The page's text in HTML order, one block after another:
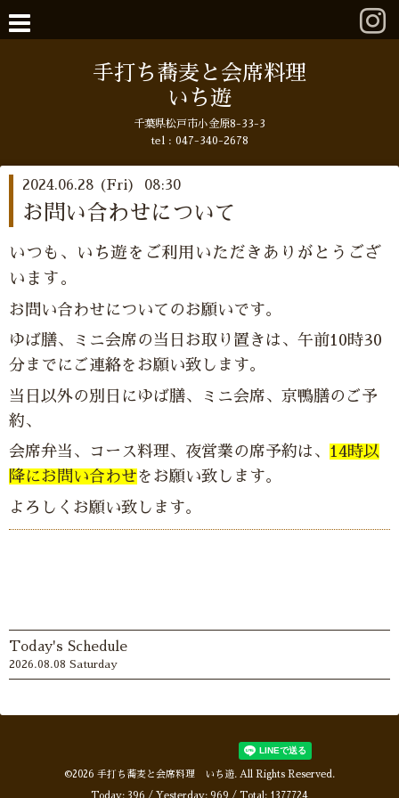
手打ち蕎麦と会席料理
いち遊
千葉県松戸市小金原8-33-3
tel : 047-340-2678
2024.06.28 (Fri) 08:30
お問い合わせについて
いつも、いち遊をご利用いただきありがとうござ
います。
お問い合わせについてのお願いです。
ゆば膳、ミニ会席の当日お取り置きは、午前10時30
分までにご連絡をお願い致します。
当日以外の別日にゆば膳、ミニ会席、京鴨膳のご予
約、
会席弁当、コース料理、夜営業の席予約は、 14時以
降にお問い合わせをお願い致します。
よろしくお願い致します。
Today's Schedule
2026.08.08 Saturday
©2026 手打ち蕎麦と会席料理 いち遊. All Rights Reserved.
Today: 396 / Yesterday: 969 / Total: 1377724